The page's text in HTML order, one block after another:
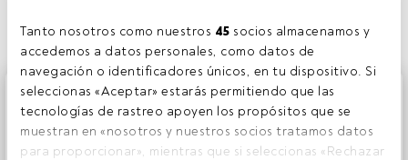
Tanto nosotros como nuestros 45 socios almacenamos y
accedemos a datos personales, como datos de
navegación o identificadores únicos, en tu dispositivo. Si
seleccionas «Aceptar» estarás permitiendo que las
tecnologías de rastreo apoyen los propósitos que se
muestran en «nosotros y nuestros socios tratamos datos
para proporcionar», mientras que si seleccionas «Rechazar
Este es un artículo exclusivo para los usuarios registrados
de FundsPeople. Si ya estás registrado, accede desde el
botón Login. Si aún no tienes cuenta, te invitamos a
registrarte y disfrutar de todo el universo que ofrece